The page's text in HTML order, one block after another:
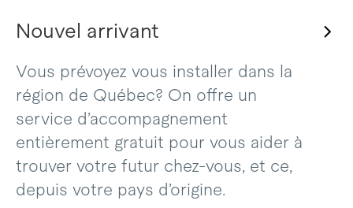
Nouvel arrivant
Vous prévoyez vous installer dans la
région de Québec? On offre un
service d’accompagnement
entièrement gratuit pour vous aider à
trouver votre futur chez-vous, et ce,
depuis votre pays d’origine.